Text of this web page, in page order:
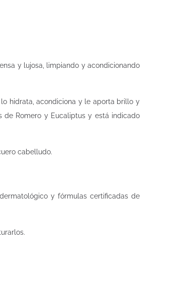
y lujosa, limpiando y acondicionando
hidrata, acondiciona y le aporta brillo y
de Romero y Eucaliptus y está indicado
cabelludo.
y fórmulas certificadas de